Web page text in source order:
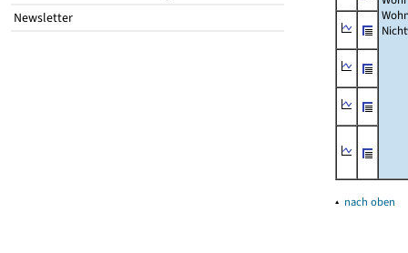
Newsletter
▴ nach oben